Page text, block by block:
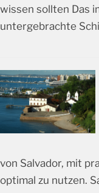
wissen sollten Das
untergebrachte
von Salvador, mit
optimal zu nutzen.